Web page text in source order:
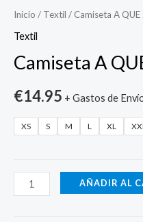
Inicio / Textil / Camiseta A
Textil
Camiseta A
€14.95 + Gastos de
XS S M L XL XXL
QUE
JODE
cantidad
AÑADIR AL